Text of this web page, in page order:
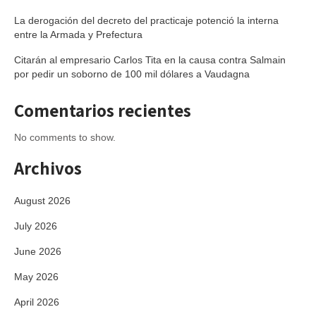
La derogación del decreto del practicaje potenció la interna
entre la Armada y Prefectura
Citarán al empresario Carlos Tita en la causa contra Salmain
por pedir un soborno de 100 mil dólares a Vaudagna
Comentarios recientes
No comments to show.
Archivos
August 2026
July 2026
June 2026
May 2026
April 2026